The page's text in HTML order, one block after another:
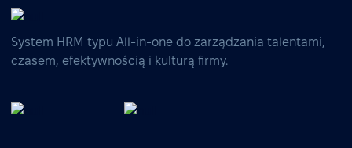
System HRM typu All-in-one do zarządzania talentami,
czasem, efektywnością i kulturą firmy.